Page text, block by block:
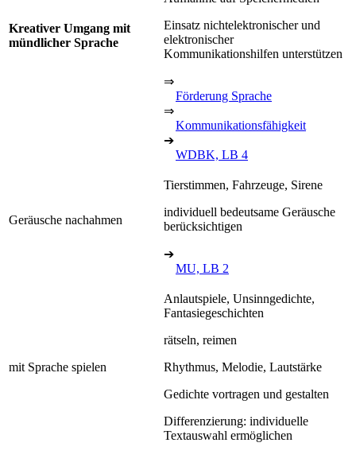
Kreativer Umgang mit
mündlicher Sprache
Einsatz nichtelektronischer und
elektronischer
Kommunikationshilfen unterstützen
⇒
Förderung Sprache
⇒
Kommunikationsfähigkeit
➔
WDBK, LB 4
Geräusche nachahmen
Tierstimmen, Fahrzeuge, Sirene
individuell bedeutsame Geräusche
berücksichtigen
➔
MU, LB 2
mit Sprache spielen
Anlautspiele, Unsinngedichte,
Fantasiegeschichten
rätseln, reimen
Rhythmus, Melodie, Lautstärke
Gedichte vortragen und gestalten
Differenzierung: individuelle
Textauswahl ermöglichen